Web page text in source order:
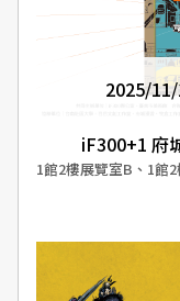
2025/
iF300+1 府
1館2樓展覽室B、1館